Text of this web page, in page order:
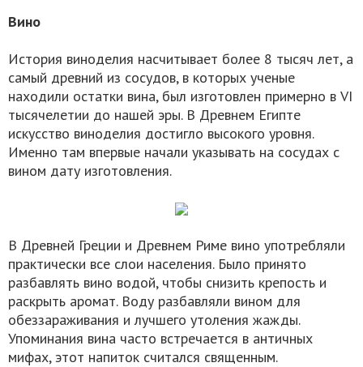
Вино
История виноделия насчитывает более 8 тысяч лет, а
самый древний из сосудов, в которых ученые
находили остатки вина, был изготовлен примерно в VI
тысячелетии до нашей эры. В Древнем Египте
искусство виноделия достигло высокого уровня.
Именно там впервые начали указывать на сосудах с
вином дату изготовления.
В Древней Греции и Древнем Риме вино употребляли
практически все слои населения. Было принято
разбавлять вино водой, чтобы снизить крепость и
раскрыть аромат. Воду разбавляли вином для
обеззараживания и лучшего утоления жажды.
Упоминания вина часто встречается в античных
мифах, этот напиток считался священным.